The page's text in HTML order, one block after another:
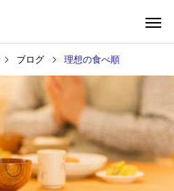
ブログ 理想の食べ順